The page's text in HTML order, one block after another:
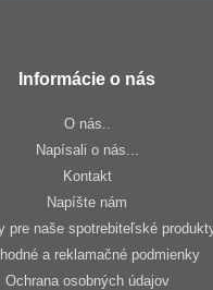
Informácie o nás
O nás..
Napísali o nás...
Kontakt
Napíšte nám
pre naše spotrebiteľské
a reklamačné podmienky
Ochrana osobných údajov